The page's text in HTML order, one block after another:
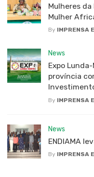
Mulheres da
Mulher
By IMPRENSA
News
Expo
província
By IMPRENSA
News
ENDIAMA
By IMPRENSA